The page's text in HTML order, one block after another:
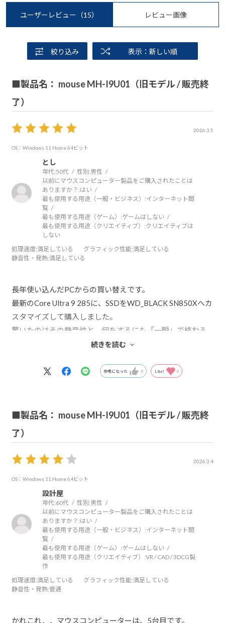
ユーザーレビュー （15） レビュー画像
絞り込み 表示：新しい順
■製品名： mouse MH-I9U01（旧モデル / 販売終
了）
2026.3.5
OS：Windows 11 Home 64ビット
とし
年代:50代 性別:男性
以前にマウスコンピューター製品をご購入されたことは
ありますか？:はい
最も使用する用途（一般・ビジネス）:インターネット閲
覧
最も使用する用途（ゲーム）:ゲームはしない
最も使用する用途（クリエイティブ）:クリエイティブは
しない
処理速度:満足している グラフィック性能:満足している
静音性・発熱:満足している
長年使い込んだPCからの買い替えです。
最新のCore Ultra 9 285に、SSDをWD_BLACK SN850Xへカ
スタマイズして購入しました。
驚いたのはその静音性と、何をするにも「一瞬」で終わる
レスポンスの速さです。複数のアプリを同時に立ち上げて
また、標準で24ヶ月分のMicrosoft 365が付属している点
仕事から趣味まで、これ一台で数年は一線級で戦えそうで
続きを読む
参考になった 0 Like! 0
■製品名： mouse MH-I9U01（旧モデル / 販売終
了）
2026.3.4
OS：Windows 11 Home 64ビット
設計屋
年代:60代 性別:男性
以前にマウスコンピューター製品をご購入されたことは
ありますか？:はい
最も使用する用途（一般・ビジネス）:インターネット閲
覧
最も使用する用途（ゲーム）:ゲームはしない
最も使用する用途（クリエイティブ）:VR / CAD / 3DCG製
作
処理速度:満足している グラフィック性能:満足している
静音性・発熱:普通
かれこれ．．マウスコンピューターは、5台目です。